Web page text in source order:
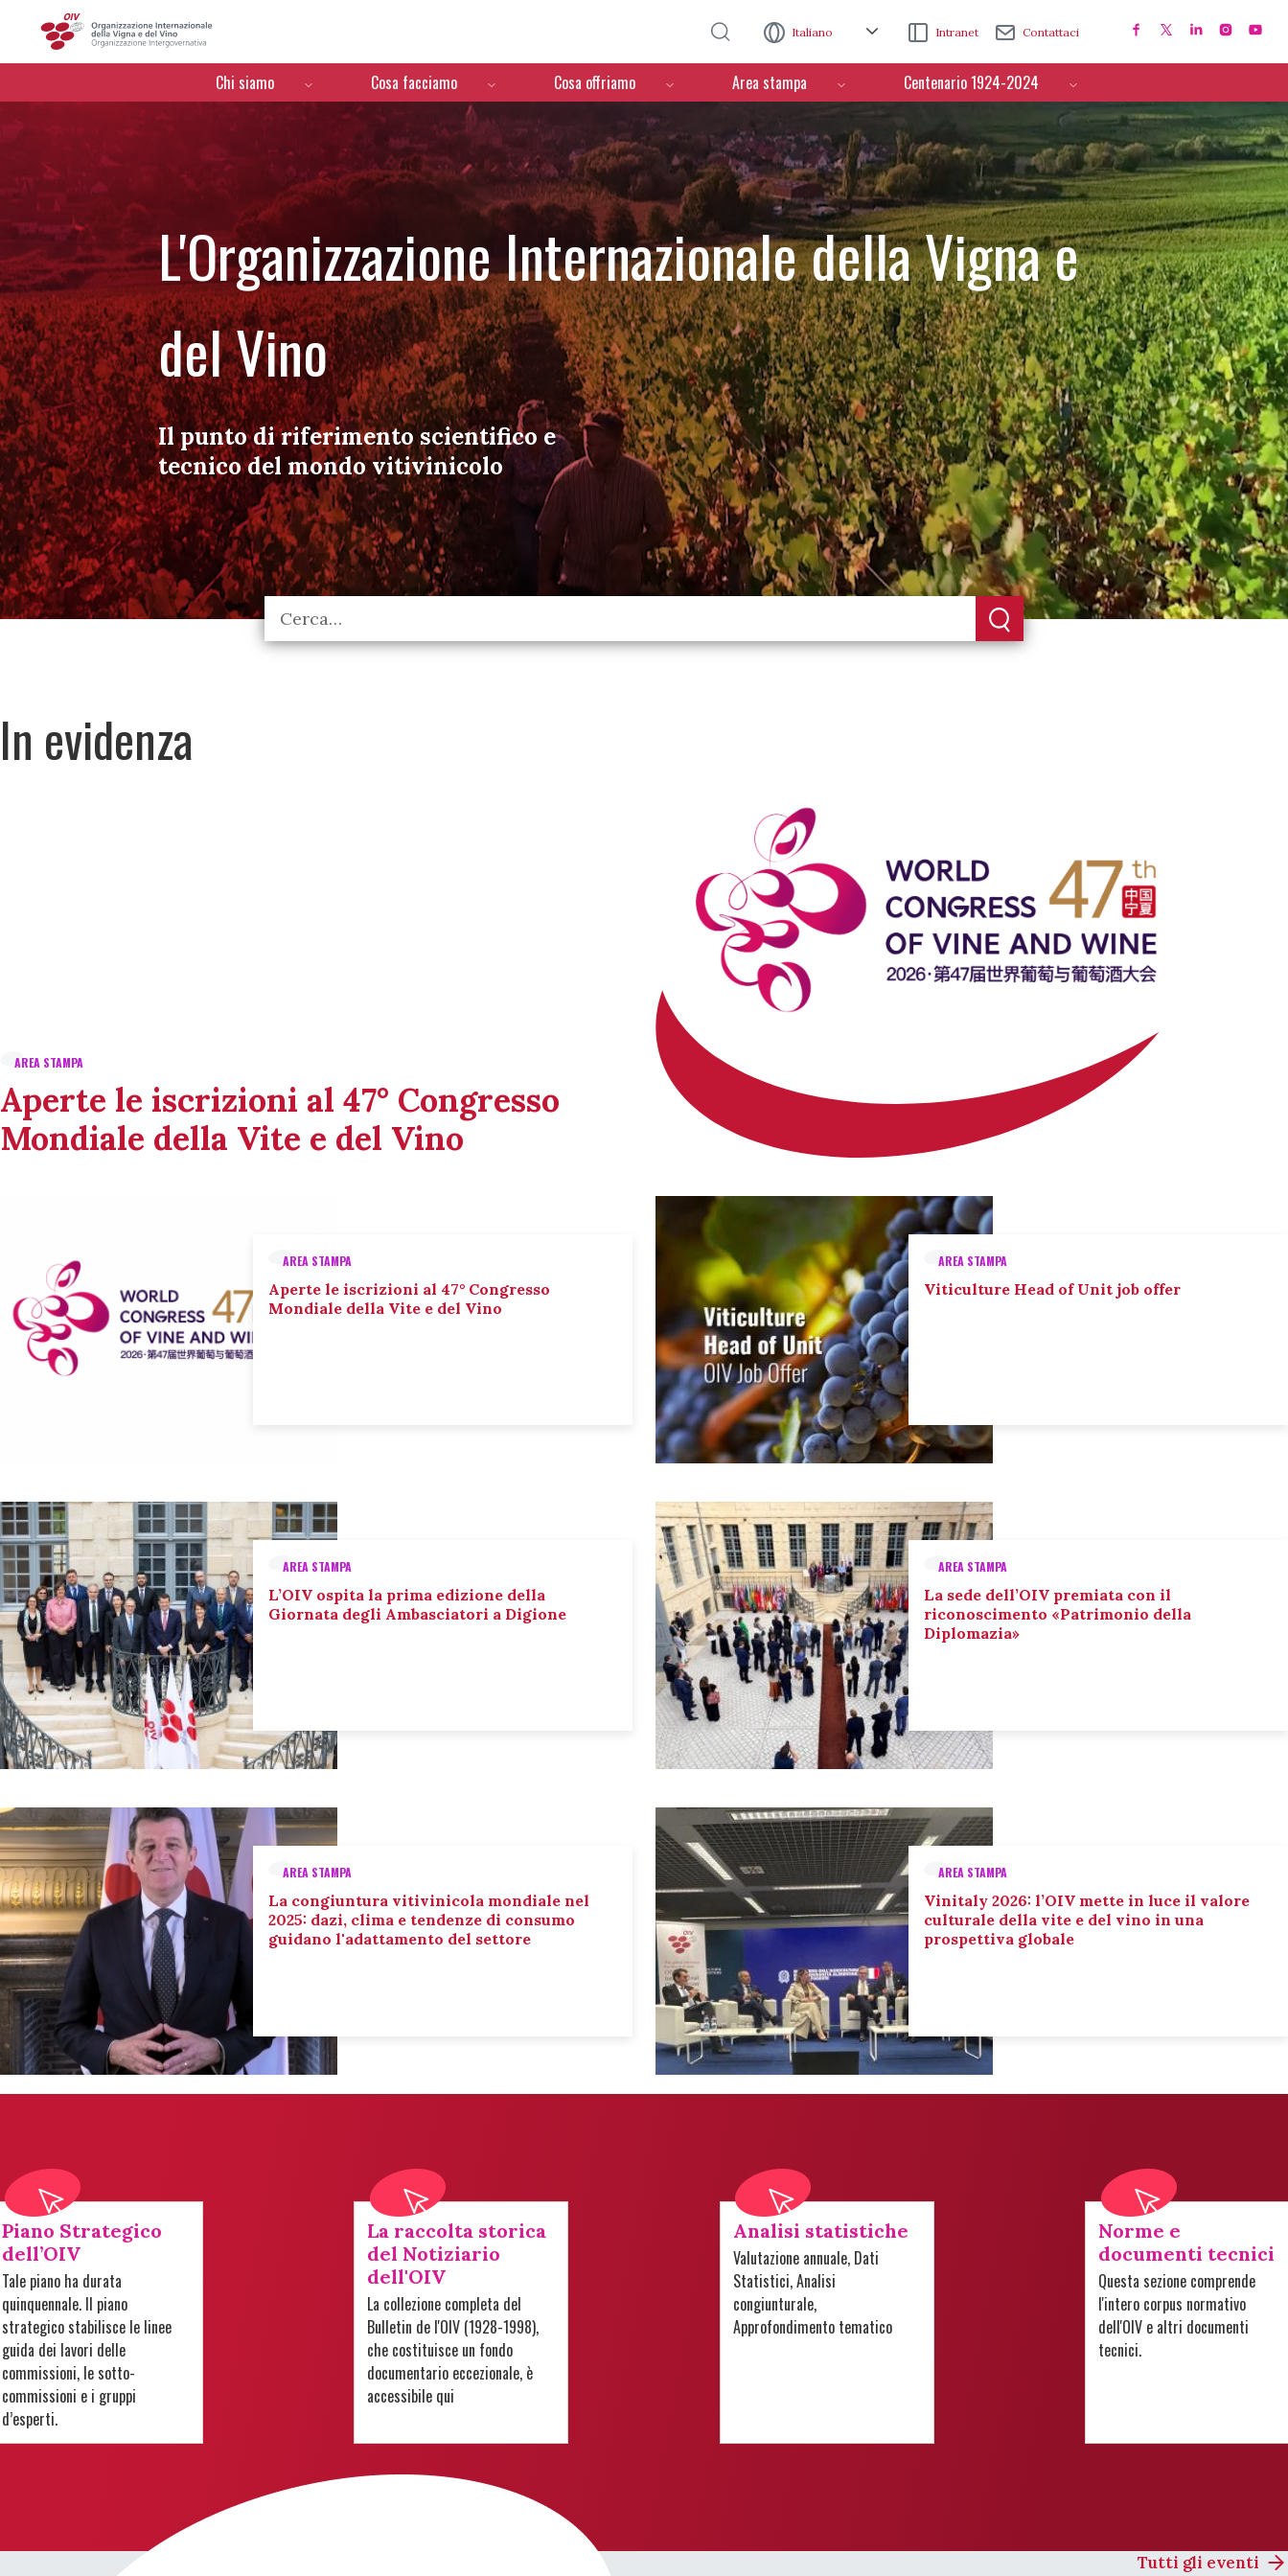
Italiano Intranet Contattaci
Menú de navegación
Chi siamo Cosa facciamo Cosa offriamo Area stampa Centenario 1924-2024
L'Organizzazione Internazionale della Vigna e
del Vino
Il punto di riferimento scientifico e
tecnico del mondo vitivinicolo
In evidenza
AREA STAMPA
Aperte le iscrizioni al 47° Congresso
Mondiale della Vite e del Vino
AREA STAMPA
Aperte le iscrizioni al 47° Congresso
Mondiale della Vite e del Vino
AREA STAMPA
Viticulture Head of Unit job offer
AREA STAMPA
L’OIV ospita la prima edizione della
Giornata degli Ambasciatori a Digione
AREA STAMPA
La sede dell’OIV premiata con il
riconoscimento «Patrimonio della
Diplomazia»
AREA STAMPA
La congiuntura vitivinicola mondiale nel
2025: dazi, clima e tendenze di consumo
guidano l'adattamento del settore
AREA STAMPA
Vinitaly 2026: l’OIV mette in luce il valore
culturale della vite e del vino in una
prospettiva globale
Piano Strategico
dell’OIV
Tale piano ha durata
quinquennale. Il piano
strategico stabilisce le linee
guida dei lavori delle
commissioni, le sotto-
commissioni e i gruppi
d’esperti.
La raccolta storica
del Notiziario
dell'OIV
La collezione completa del
Bulletin de l'OIV (1928-1998),
che costituisce un fondo
documentario eccezionale, è
accessibile qui
Analisi statistiche
Valutazione annuale, Dati
Statistici, Analisi
congiunturale,
Approfondimento tematico
Norme e
documenti tecnici
Questa sezione comprende
l'intero corpus normativo
dell'OIV e altri documenti
tecnici.
Tutti gli eventi